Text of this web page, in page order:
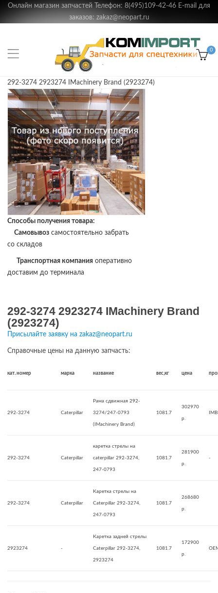
Онлайн магазин запчастей Телефон: 8(495)109-42-46 E-mail для
заказов: zakaz@neopart.ru
0
292-3274 2923274 IMachinery Brand (2923274)
Способы получения товара:
Самовывоз самостоятельно забрать
со складов
Транспортная компания оперативно
доставим до терминала
292-3274 2923274 IMachinery Brand
(2923274)
Присылайте заявку на zakaz@neopart.ru
Справочные цены на данную запчасть:
кат. номер марка название вес,кг цена
292-3274 Caterpillar
Рама сдвижная 292-
3274/247-0793
(IMachinery Brand)
1081.7
302970
р.
292-3274 Caterpillar
каретка стрелы на
caterpillar 292-3274,
247-0793
1081.7
281900
р.
-
292-3274 Caterpillar
Каретка стрелы на
Caterpillar 292-3274,
247-0793
1081.7
268680
р.
2923274 -
Каретка задней стрелы
Caterpillar 292-3274,
2923274
1081.7
172900
р.